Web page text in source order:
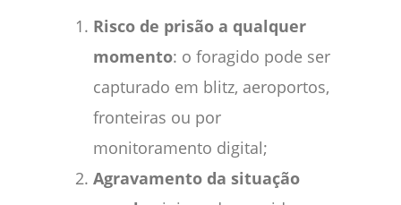
Risco de prisão a qualquer
momento: o foragido pode ser
capturado em blitz, aeroportos,
fronteiras ou por
monitoramento digital;
Agravamento da situação